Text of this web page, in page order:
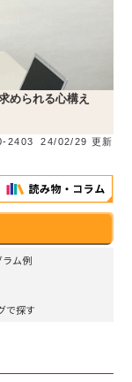
められる心構え
2403 24/02/29 更新
ム例
で探す